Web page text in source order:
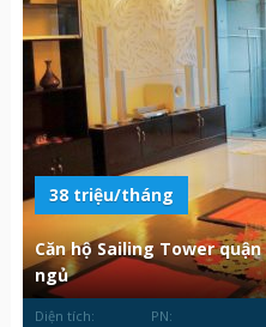
38 triệu/tháng
Căn hộ Sailing Tower
ngủ
Diện tích:
PN: